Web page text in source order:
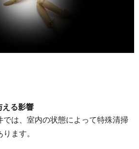
る影響
は、 室内の状態によって特殊清掃
ます。